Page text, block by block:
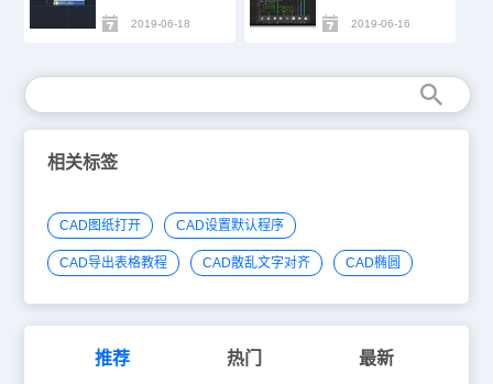
2019-06-18 2019-06-16
相关标签
CAD图纸打开 CAD设置默认程序
CAD导出表格教程 CAD散乱文字对齐 CAD椭圆
推荐 热门 最新